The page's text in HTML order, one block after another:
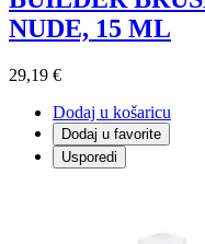
NUDE, 15 ML
29,19 €
Dodaj u košaricu
Dodaj u favorite
Usporedi